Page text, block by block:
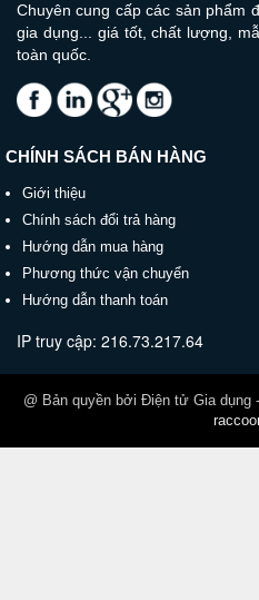
Mua ngay sản phẩm
thơm, giá tốt tại shop Điện
Chuyên cung cấp các sản phẩm
gia dụng... giá tốt, chất lượng,
toàn quốc.
CHÍNH SÁCH BÁN HÀNG
Giới thiệu
Chính sách đổi trả hàng
Hướng dẫn mua hàng
Phương thức vận chuyển
Hướng dẫn thanh toán
IP truy cập: 216.73.217.64
@ Bản quyền bởi Điện tử Gia dụng